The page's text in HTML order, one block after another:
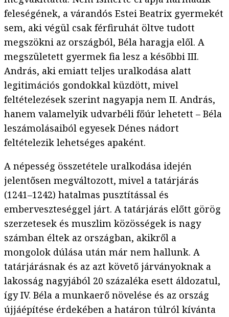
feleségének, a várandós Estei Beatrix gyermekét
sem, aki végül csak férfiruhát öltve tudott
megszökni az országból, Béla haragja elől. A
megszületett gyermek fia lesz a későbbi III.
András, aki emiatt teljes uralkodása alatt
legitimációs gondokkal küzdött, mivel
feltételezések szerint nagyapja nem II. András,
hanem valamelyik udvarbéli főúr lehetett – Béla
leszámolásaiból egyesek Dénes nádort
feltételezik lehetséges apaként.
A népesség összetétele uralkodása idején
jelentősen megváltozott, mivel a tatárjárás
(1241–1242) hatalmas pusztítással és
emberveszteséggel járt. A tatárjárás előtt görög
szerzetesek és muszlim közösségek is nagy
számban éltek az országban, akikről a
mongolok dúlása után már nem hallunk. A
tatárjárásnak és az azt követő járványoknak a
lakosság nagyjából 20 százaléka esett áldozatul,
így IV. Béla a munkaerő növelése és az ország
újjáépítése érdekében a határon túlról kívánta